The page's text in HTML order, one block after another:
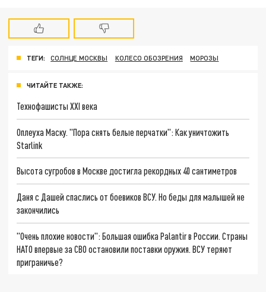
ТЕГИ: СОЛНЦЕ МОСКВЫ КОЛЕСО ОБОЗРЕНИЯ МОРОЗЫ
ЧИТАЙТЕ ТАКЖЕ:
Технофашисты XXI века
Оплеуха Маску. "Пора снять белые перчатки": Как уничтожить
Starlink
Высота сугробов в Москве достигла рекордных 40 сантиметров
Даня с Дашей спаслись от боевиков ВСУ. Но беды для малышей не
закончились
"Очень плохие новости": Большая ошибка Palantir в России. Страны
НАТО впервые за СВО остановили поставки оружия. ВСУ теряют
приграничье?